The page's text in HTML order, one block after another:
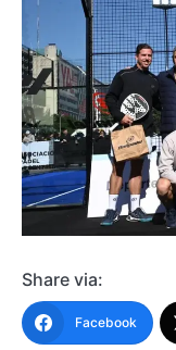
Share via:
Facebook